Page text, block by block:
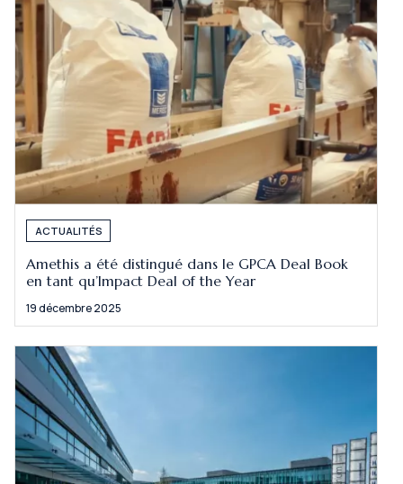
ACTUALITÉS
Amethis a été distingué dans le GPCA Deal Book
en tant qu’Impact Deal of the Year
19 décembre 2025